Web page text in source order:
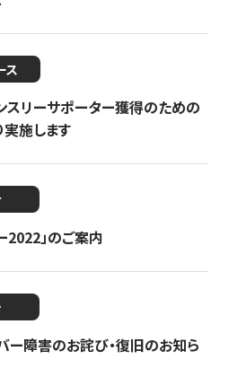
ス
スリーサポーター獲得のための
施します
2022」のご案内
ー障害のお詫び・復旧のお知ら